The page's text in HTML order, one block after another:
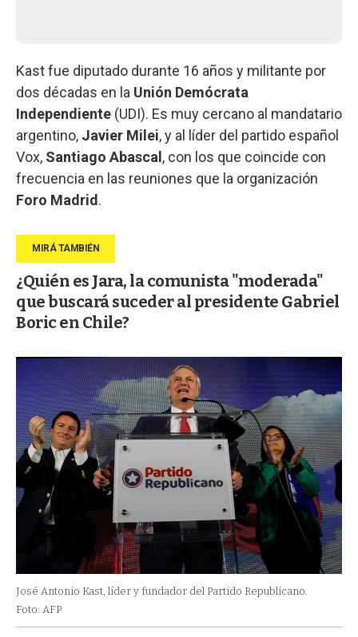
Kast fue diputado durante 16 años y militante por
dos décadas en la Unión Demócrata
Independiente (UDI). Es muy cercano al mandatario
argentino, Javier Milei, y al líder del partido español
Vox, Santiago Abascal , con los que coincide con
frecuencia en las reuniones que la organización
Foro Madrid .
¿Quién es Jara, la comunista "moderada"
que buscará suceder al presidente Gabriel
Boric en Chile?
José Antonio Kast, líder y fundador del Partido Republicano.
Foto: AFP